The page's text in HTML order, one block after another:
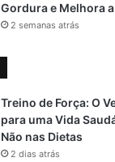
Gordura e Melhora
2 semanas atrás
Treino de Força: O
para uma Vida
Não nas Dietas
2 dias atrás